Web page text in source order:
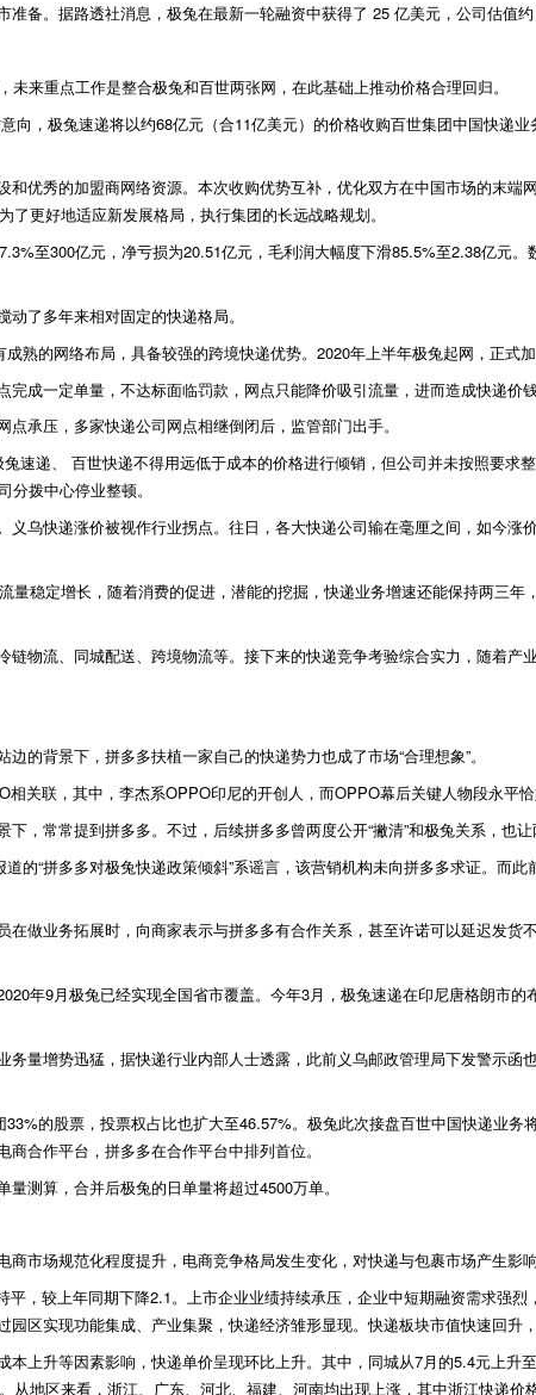
备。据路透社消息，极兔在最新一轮融资中获得了 25 亿美元，公司估值约
来重点工作是整合极兔和百世两张网，在此基础上推动价格合理回归。
向，极兔速递将以约68亿元（合11亿美元）的价格收购百世集团中国快递
优秀的加盟商网络资源。本次收购优势互补，优化双方在中国市场的末端
更好地适应新发展格局，执行集团的长远战略规划。
至300亿元，净亏损为20.51亿元，毛利润大幅度下滑85.5%至2.38亿元
了多年来相对固定的快递格局。
熟的网络布局，具备较强的跨境快递优势。2020年上半年极兔起网，正式加
成一定单量，不达标面临罚款，网点只能降价吸引流量，进而造成快递价钱
承压，多家快递公司网点相继倒闭后，监管部门出手。
速递、 百世快递不得用远低于成本的价格进行倾销，但公司并未按照要求
拨中心停业整顿。
乌快递涨价被视作行业拐点。往日，各大快递公司输在毫厘之间，如今涨
稳定增长，随着消费的促进，潜能的挖掘，快递业务增速还能保持两三年
物流、同城配送、跨境物流等。接下来的快递竞争考验综合实力，随着产
的背景下，拼多多扶植一家自己的快递势力也成了市场“合理想象”。
关联，其中，李杰系OPPO印尼的开创人，而OPPO幕后关键人物段永平恰
，常常提到拼多多。不过，后续拼多多曾两度公开“撇清”和极兔关系，也让
的“拼多多对极兔快递政策倾斜”系谣言，该营销机构未向拼多多求证。而此
做业务拓展时，向商家表示与拼多多有合作关系，甚至许诺可以延迟发货
年9月极兔已经实现全国省市覆盖。今年3月，极兔速递在印尼唐格朗市的
量增势迅猛，据快递行业内部人士透露，此前义乌邮政管理局下发警示函
的股票，投票权占比也扩大至46.57%。极兔此次接盘百世中国快递业务
合作平台，拼多多在合作平台中排列首位。
测算，合并后极兔的日单量将超过4500万单。
市场规范化程度提升，电商竞争格局发生变化，对快递与包裹市场产生影响
，较上年同期下降2.1。上市企业业绩持续承压，企业中短期融资需求强
区实现功能集成、产业集聚，快递经济雏形显现。快递板块市值快速回升
上升等因素影响，快递单价呈现环比上升。其中，同城从7月的5.4元上升
地区来看，浙江、广东、河北、福建、河南均出现上涨，其中浙江快递价